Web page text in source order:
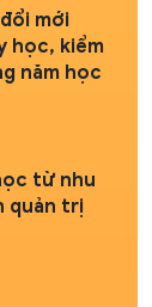
mới
học, kiểm
năm học
từ nhu
quản trị